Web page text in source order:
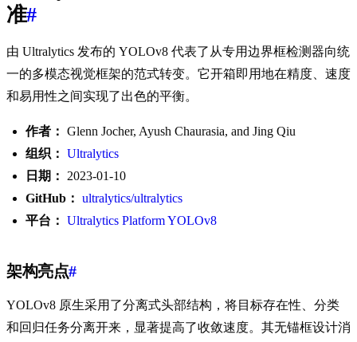
准#
由 Ultralytics 发布的 YOLOv8 代表了从专用边界框检测器向统
一的多模态视觉框架的范式转变。它开箱即用地在精度、速度
和易用性之间实现了出色的平衡。
作者： Glenn Jocher, Ayush Chaurasia, and Jing Qiu
组织： Ultralytics
日期：
2023-01-10
GitHub： ultralytics/ultralytics
平台： Ultralytics Platform YOLOv8
架构亮点#
YOLOv8 原生采用了分离式头部结构，将目标存在性、分类
和回归任务分离开来，显著提高了收敛速度。其无锚框设计消